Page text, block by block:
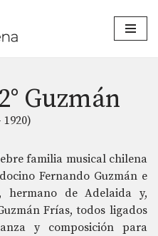
Guzmán
1920)
familia musical chilena
Fernando Guzmán e
hermano de Adelaida y,
Frías, todos ligados
y composición para